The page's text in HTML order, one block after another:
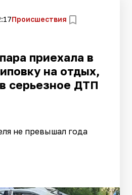
Происшествия
приехала в
на отдых,
серьезное ДТП
не превышал года